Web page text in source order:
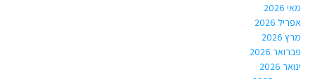
מאי 2026
אפריל 2026
מרץ 2026
פברואר 2026
ינואר 2026